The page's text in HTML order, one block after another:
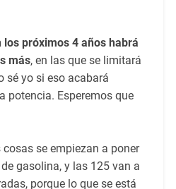
los próximos 4 años habrá
más, en las que se limitará
sé yo si eso acabará
potencia. Esperemos que
se empiezan a poner
gasolina, y las 125 van a
porque lo que se está